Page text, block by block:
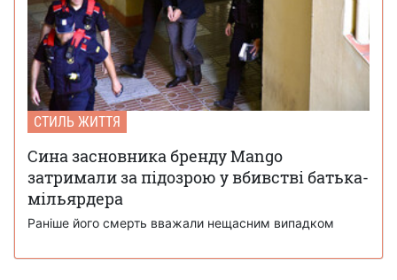
СТИЛЬ ЖИТТЯ
Сина засновника бренду Mango
затримали за підозрою у вбивстві батька-
мільярдера
Раніше його смерть вважали нещасним випадком